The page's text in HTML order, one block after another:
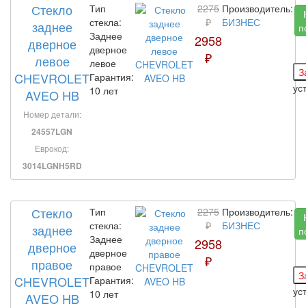
Стекло
заднее
дверное
левое
CHEVROLET
AVEO HB
Номер детали:
24557LGN
Еврокод:
3014LGNH5RD
Тип
стекла:
Заднее
дверное
левое
Гарантия:
10 лет
2275
₽
2958
₽
Производитель:
БИЗНЕС
Стекло
заднее
дверное
правое
CHEVROLET
AVEO HB
Тип
стекла:
Заднее
дверное
правое
Гарантия:
10 лет
2275
₽
2958
₽
Производитель:
БИЗНЕС